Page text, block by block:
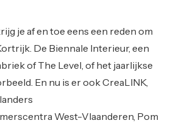
je af en toe eens een reden om
De Biennale Interieur, een
of The Level, of het jaarlijkse
En nu is er ook CreaLINK,
West-Vlaanderen, Pom